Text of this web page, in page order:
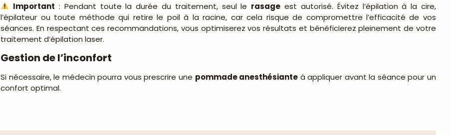
Important : Pendant toute la durée du traitement, seul le rasage est autorisé. Évitez l’épilation à la cire,
l’épilateur ou toute méthode qui retire le poil à la racine, car cela risque de compromettre l’efficacité de vos
séances. En respectant ces recommandations, vous optimiserez vos résultats et bénéficierez pleinement de votre
traitement d’épilation laser.
Gestion de l’inconfort
Si nécessaire, le médecin pourra vous prescrire une pommade anesthésiante à appliquer avant la séance pour un
confort optimal.